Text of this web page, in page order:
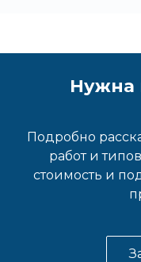
Нужна
Подробно
работ и
стоимость и